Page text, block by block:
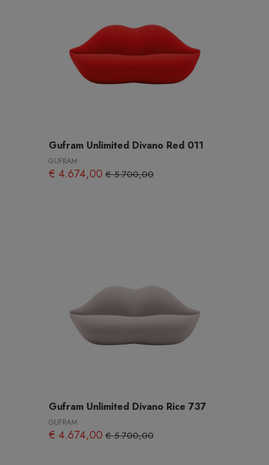
Gufram Unlimited Divano Red 011
GUFRAM
€ 4.674,00€ 5.700,00
Gufram Unlimited Divano Rice 737
GUFRAM
€ 4.674,00€ 5.700,00